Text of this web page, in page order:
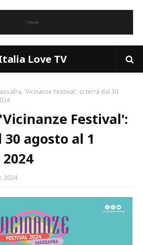
Love TV
'Vicinanze Festival': si terrà dal 30
Festival':
agosto al 1
2024